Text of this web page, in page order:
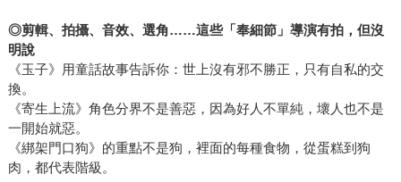
◎剪輯、拍攝、音效、選角……這些「奉細節」導演有拍，但沒
明說
《玉子》用童話故事告訴你：世上沒有邪不勝正，只有自私的交
換。
《寄生上流》角色分界不是善惡，因為好人不單純，壞人也不是
一開始就惡。
《綁架門口狗》的重點不是狗，裡面的每種食物，從蛋糕到狗
肉，都代表階級。